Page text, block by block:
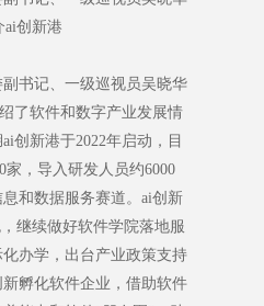
ai创新港
书记、一级巡视员吴晓华
了软件和数字产业发展情
创新港于2022年启动，目
家，导入研发人员约6000
和数据服务赛道。ai创新
继续做好软件学院落地服
办学，出台产业政策支持
孵化软件企业，借助软件